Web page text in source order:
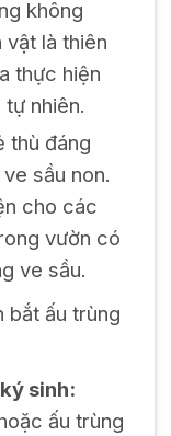
không
vật là thiên
thực hiện
nhiên.
thù đáng
sầu non.
cho các
vườn có
ve sầu.
bắt ấu trùng
sinh:
ấu trùng